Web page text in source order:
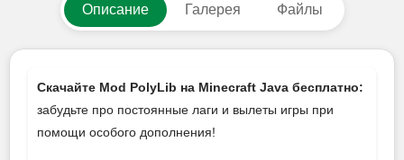
Описание Галерея Файлы
Скачайте Mod PolyLib на Minecraft Java бесплатно:
забудьте про постоянные лаги и вылеты игры при
помощи особого дополнения!